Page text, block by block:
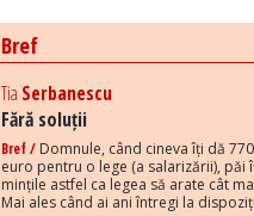
Bref
Tia Serbanescu
Fără soluții
Bref / Domnule, când cineva îți dă
euro pentru o lege (a salarizării), păi
mințile astfel ca legea să arate cât
Mai ales când ai ani întregi la